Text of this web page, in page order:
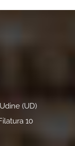
(UD)
10